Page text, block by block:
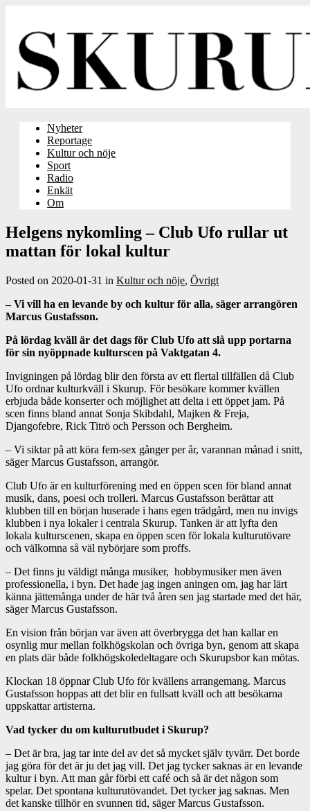
Nyheter
Reportage
Kultur och nöje
Sport
Radio
Enkät
Om
Helgens nykomling – Club Ufo rullar ut
mattan för lokal kultur
Posted on 2020-01-31 in Kultur och nöje, Övrigt
– Vi vill ha en levande by och kultur för alla, säger arrangören
Marcus Gustafsson.
På lördag kväll är det dags för Club Ufo att slå upp portarna
för sin nyöppnade kulturscen på Vaktgatan 4.
Invigningen på lördag blir den första av ett flertal tillfällen då Club
Ufo ordnar kulturkväll i Skurup. För besökare kommer kvällen
erbjuda både konserter och möjlighet att delta i ett öppet jam. På
scen finns bland annat Sonja Skibdahl, Majken & Freja,
Djangofebre, Rick Titrö och Persson och Bergheim.
– Vi siktar på att köra fem-sex gånger per år, varannan månad i snitt,
säger Marcus Gustafsson, arrangör.
Club Ufo är en kulturförening med en öppen scen för bland annat
musik, dans, poesi och trolleri. Marcus Gustafsson berättar att
klubben till en början huserade i hans egen trädgård, men nu invigs
klubben i nya lokaler i centrala Skurup. Tanken är att lyfta den
lokala kulturscenen, skapa en öppen scen för lokala kulturutövare
och välkomna så väl nybörjare som proffs.
– Det finns ju väldigt många musiker, hobbymusiker men även
professionella, i byn. Det hade jag ingen aningen om, jag har lärt
känna jättemånga under de här två åren sen jag startade med det här,
säger Marcus Gustafsson.
En vision från början var även att överbrygga det han kallar en
osynlig mur mellan folkhögskolan och övriga byn, genom att skapa
en plats där både folkhögskoledeltagare och Skurupsbor kan mötas.
Klockan 18 öppnar Club Ufo för kvällens arrangemang. Marcus
Gustafsson hoppas att det blir en fullsatt kväll och att besökarna
uppskattar artisterna.
Vad tycker du om kulturutbudet i Skurup?
– Det är bra, jag tar inte del av det så mycket själv tyvärr. Det borde
jag göra för det är ju det jag vill. Det jag tycker saknas är en levande
kultur i byn. Att man går förbi ett café och så är det någon som
spelar. Det spontana kulturutövandet. Det tycker jag saknas. Men
det kanske tillhör en svunnen tid, säger Marcus Gustafsson.